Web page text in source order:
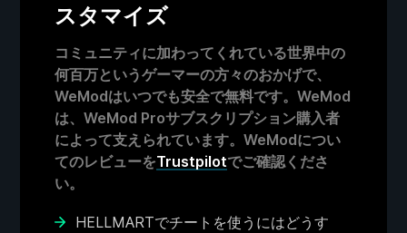
スタマイズ
コミュニティに加わってくれている世界中の
何百万というゲーマーの方々のおかげで、
WeModはいつでも安全で無料です。WeMod
は、WeMod Proサブスクリプション購入者
によって支えられています。WeModについ
てのレビューをTrustpilotでご確認くださ
い。
HELLMARTでチートを使うにはどうす